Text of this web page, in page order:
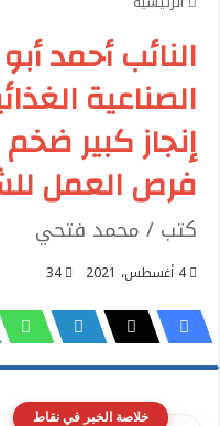
النائب أحمد
الصناعية
إنجاز كبير
فرص العمل
كتب / محمد فتحي
4 أغسطس، 2021 34
خلاصة الخبر في نقاط